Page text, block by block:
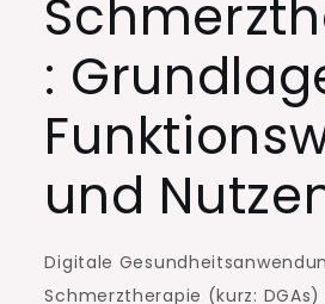
:
und
Digitale
Schmerztherapie (kurz: